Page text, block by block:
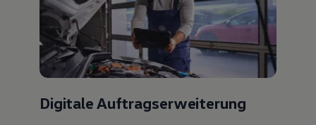
Digitale Auftragserweiterung